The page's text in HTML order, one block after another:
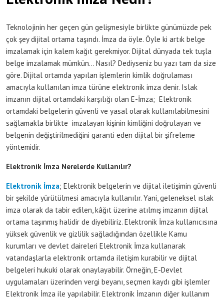
Teknolojinin her geçen gün gelişmesiyle birlikte günümüzde pek
çok şey dijital ortama taşındı. İmza da öyle. Öyle ki artık belge
imzalamak için kalem kağıt gerekmiyor. Dijital dünyada tek tuşla
belge imzalamak mümkün… Nasıl? Dediyseniz bu yazı tam da size
göre. Dijital ortamda yapılan işlemlerin kimlik doğrulaması
amacıyla kullanılan imza türüne elektronik imza denir. Islak
imzanın dijital ortamdaki karşılığı olan E-İmza; Elektronik
ortamdaki belgelerin güvenli ve yasal olarak kullanılabilmesini
sağlamakla birlikte imzalayan kişinin kimliğini doğrulayan ve
belgenin değiştirilmediğini garanti eden dijital bir şifreleme
yöntemidir.
Elektronik İmza Nerelerde Kullanılır?
Elektronik İmza; Elektronik belgelerin ve dijital iletişimin güvenli
bir şekilde yürütülmesi amacıyla kullanılır. Yani, geleneksel ıslak
imza olarak da tabir edilen, kâğıt üzerine atılmış imzanın dijital
ortama taşınmış halidir de diyebiliriz. Elektronik İmza kullanıcısına
yüksek güvenlik ve gizlilik sağladığından özellikle Kamu
kurumları ve devlet daireleri Elektronik İmza kullanarak
vatandaşlarla elektronik ortamda iletişim kurabilir ve dijital
belgeleri hukuki olarak onaylayabilir. Örneğin, E-Devlet
uygulamaları üzerinden vergi beyanı, seçmen kaydı gibi işlemler
Elektronik İmza ile yapılabilir. Elektronik İmzanın diğer kullanım